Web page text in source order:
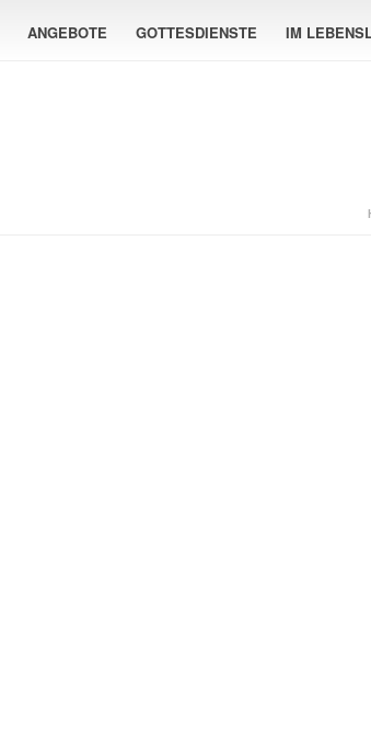
ANGEBOTE GOTTESDIENSTE IM